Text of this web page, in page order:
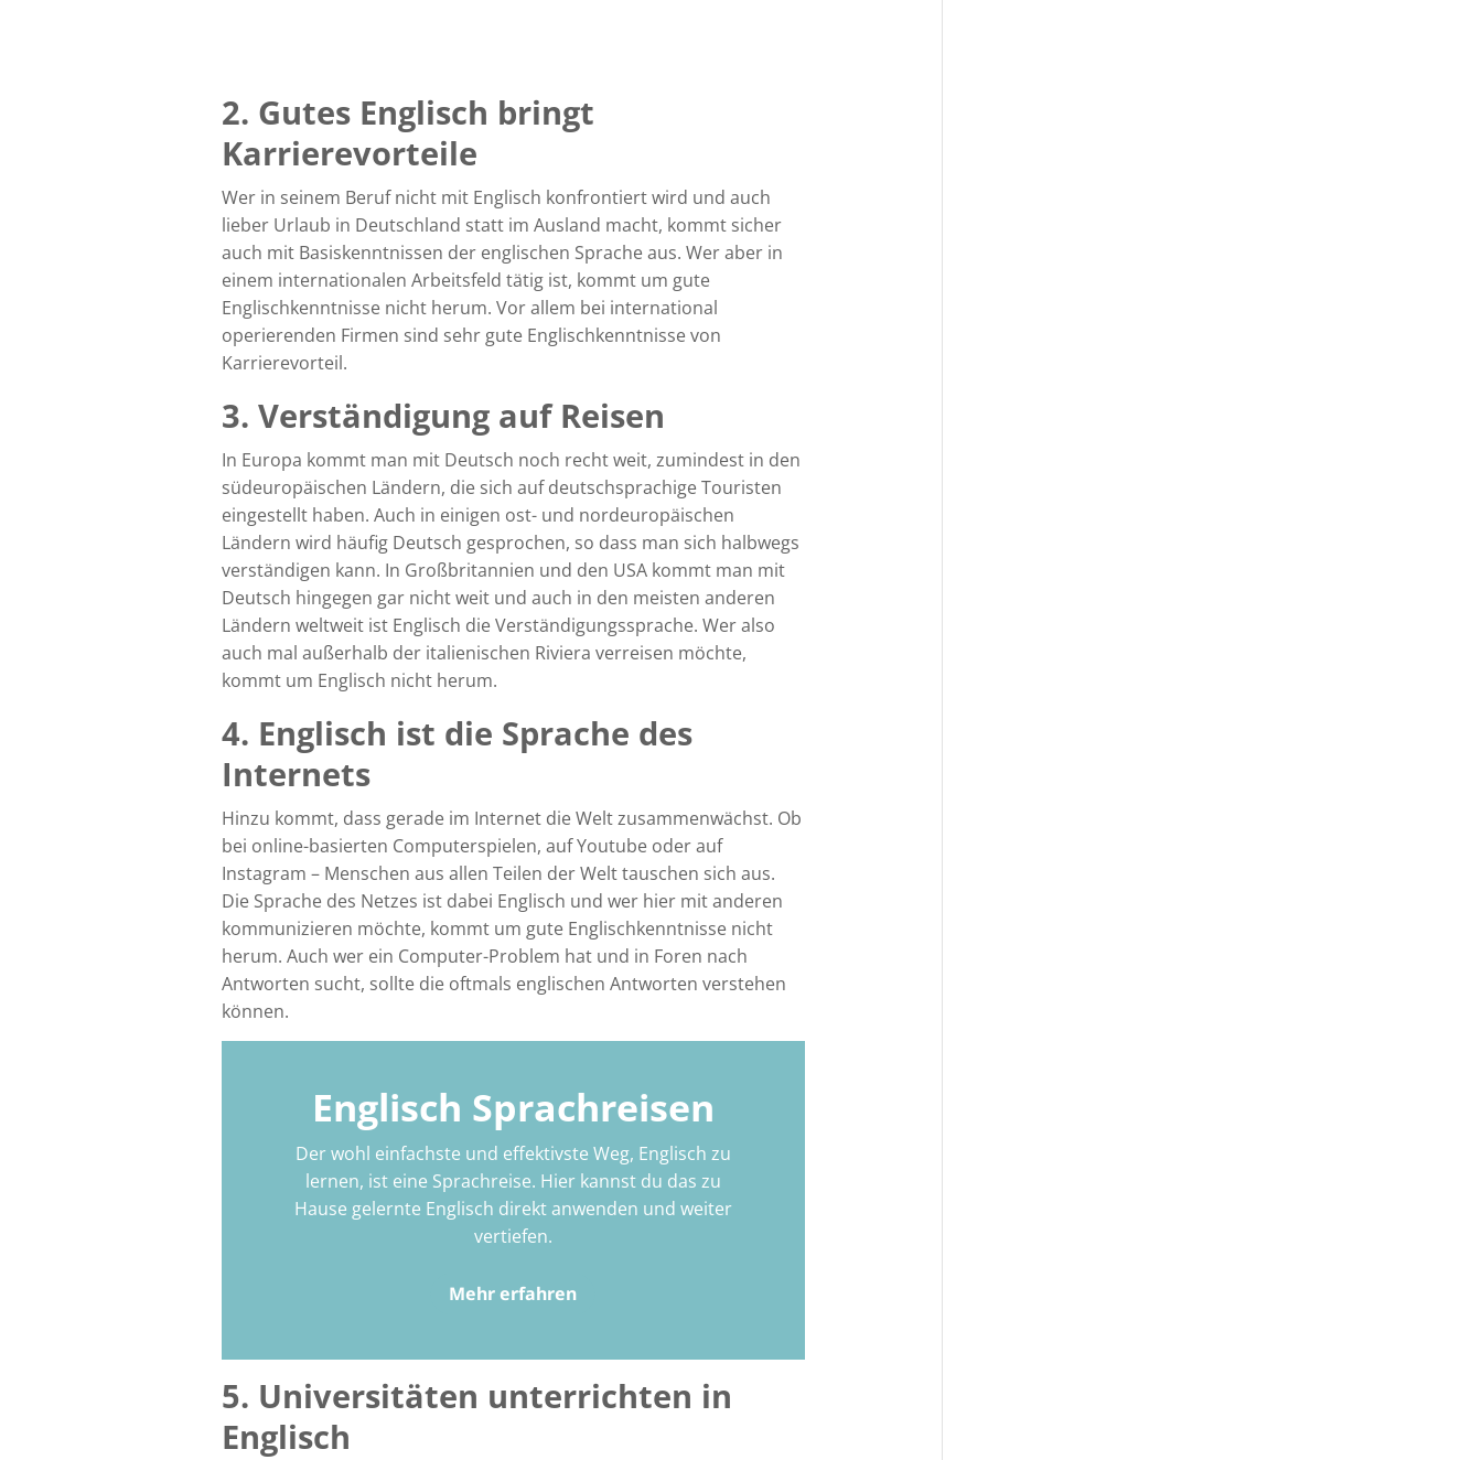
2. Gutes Englisch bringt
Karrierevorteile
Wer in seinem Beruf nicht mit Englisch konfrontiert wird und auch
lieber Urlaub in Deutschland statt im Ausland macht, kommt sicher
auch mit Basiskenntnissen der englischen Sprache aus. Wer aber in
einem internationalen Arbeitsfeld tätig ist, kommt um gute
Englischkenntnisse nicht herum. Vor allem bei international
operierenden Firmen sind sehr gute Englischkenntnisse von
Karrierevorteil.
3. Verständigung auf Reisen
In Europa kommt man mit Deutsch noch recht weit, zumindest in den
südeuropäischen Ländern, die sich auf deutschsprachige Touristen
eingestellt haben. Auch in einigen ost- und nordeuropäischen
Ländern wird häufig Deutsch gesprochen, so dass man sich halbwegs
verständigen kann. In Großbritannien und den USA kommt man mit
Deutsch hingegen gar nicht weit und auch in den meisten anderen
Ländern weltweit ist Englisch die Verständigungssprache. Wer also
auch mal außerhalb der italienischen Riviera verreisen möchte,
kommt um Englisch nicht herum.
4. Englisch ist die Sprache des
Internets
Hinzu kommt, dass gerade im Internet die Welt zusammenwächst. Ob
bei online-basierten Computerspielen, auf Youtube oder auf
Instagram – Menschen aus allen Teilen der Welt tauschen sich aus.
Die Sprache des Netzes ist dabei Englisch und wer hier mit anderen
kommunizieren möchte, kommt um gute Englischkenntnisse nicht
herum. Auch wer ein Computer-Problem hat und in Foren nach
Antworten sucht, sollte die oftmals englischen Antworten verstehen
können.
Englisch Sprachreisen
Der wohl einfachste und effektivste Weg, Englisch zu
lernen, ist eine Sprachreise. Hier kannst du das zu
Hause gelernte Englisch direkt anwenden und weiter
vertiefen.
Mehr erfahren
5. Universitäten unterrichten in
Englisch